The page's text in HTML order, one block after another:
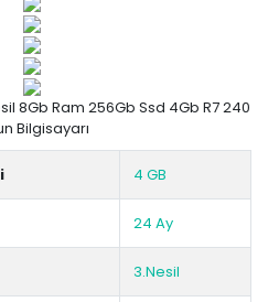
8Gb Ram 256Gb Ssd 4Gb R7 240
Bilgisayarı
4 GB
24 Ay
3.Nesil